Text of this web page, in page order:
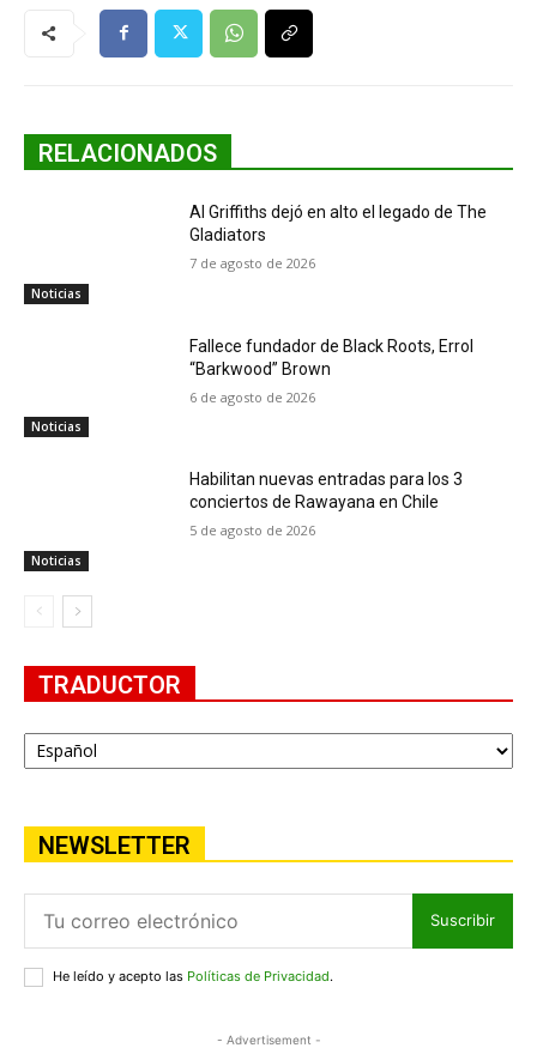
RELACIONADOS
Noticias
Al Griffiths dejó en alto el legado de The
Gladiators
7 de agosto de 2026
Noticias
Fallece fundador de Black Roots, Errol
“Barkwood” Brown
6 de agosto de 2026
Noticias
Habilitan nuevas entradas para los 3
conciertos de Rawayana en Chile
5 de agosto de 2026
TRADUCTOR
NEWSLETTER
Suscribir
He leído y acepto las Políticas de Privacidad.
- Advertisement -